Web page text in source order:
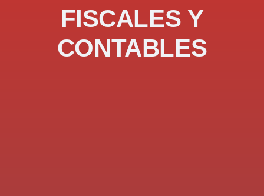
FISCALES Y
CONTABLES